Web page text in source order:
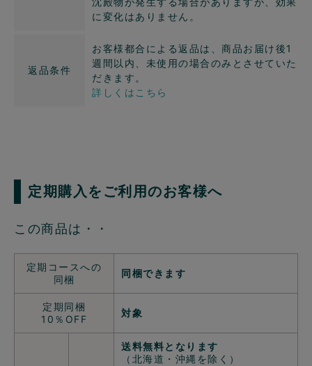
に変化はありません。
返品条件
お客様都合による返品は、商品お届け後1
週間以内、未使用の場合のみとさせていた
だきます。
詳しくはこちら
定期購入をご利用のお客様へ
この商品は・・
定期コースへの
同梱
同梱できます
定期同梱
10％OFF
対象
送料無料となります
（北海道・沖縄を除く）